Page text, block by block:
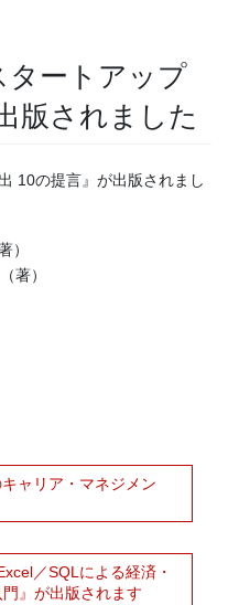
タートアップ
版されました
10の提言』が出版されまし
）
）
ャリア・マネジメン
／SQLによる経済・
』が出版されます